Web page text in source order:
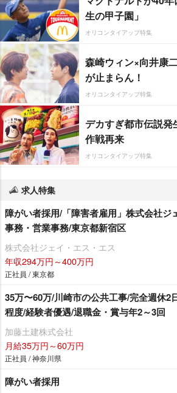
生の甲子園」
オリコンタイアップ特集
森崎ウィン×向井康
が止まらん！
オリコンタイアップ特集
デカすぎ都市伝説
作戦再来
オリコンタイアップ特集
求人特集
障がい者採用/「障害者雇用」株式会社ジ
事務・営業事務/東京都新宿区
株式会社ジェイ・エス・エス
年収294万円～400万円
正社員 / 東京都
35万〜60万/川崎市の公共工事/完全週休2
程度/経験者優遇/退職金・賞与年2～3回
加藤土建株式会社
月給35万円～60万円
正社員 / 神奈川県
障がい者採用